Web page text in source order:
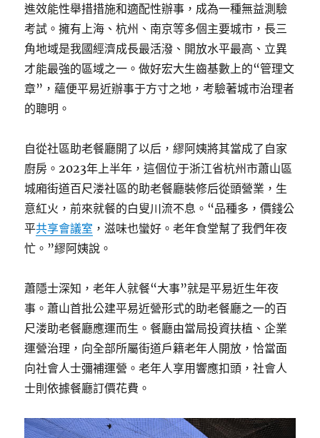
進效能性舉措措施和適配性辦事，成為一種無益測驗
考試。擁有上海、杭州、南京等多個主要城市，長三
角地域是我國經濟成長最活潑、開放水平最高、立異
才能最強的區域之一。做好宏大生齒基數上的“管理文
章”，蘊便平易近辦事于方寸之地，考驗著城市治理者
的聰明。
自從社區助老餐廳開了以后，繆阿姨將其當成了自家
廚房。2023年上半年，這個位于浙江省杭州市蕭山區
城廂街道百尺溇社區的助老餐廳裝修后從頭營業，生
意紅火，前來就餐的白叟川流不息。“品種多，價錢公
平共享會議室 ，滋味也蠻好。老年食堂幫了我們年夜
忙。”繆阿姨說。
蕭隱士深知，老年人就餐“大事”就是平易近生年夜
事。蕭山首批公建平易近營形式的助老餐廳之一的百
尺溇助老餐廳應運而生。餐廳由當局投資扶植、企業
運營治理，向全部所屬街道戶籍老年人開放，恰當面
向社會人士彌補運營。老年人享用響應扣頭，社會人
士則依據餐廳訂價花費。